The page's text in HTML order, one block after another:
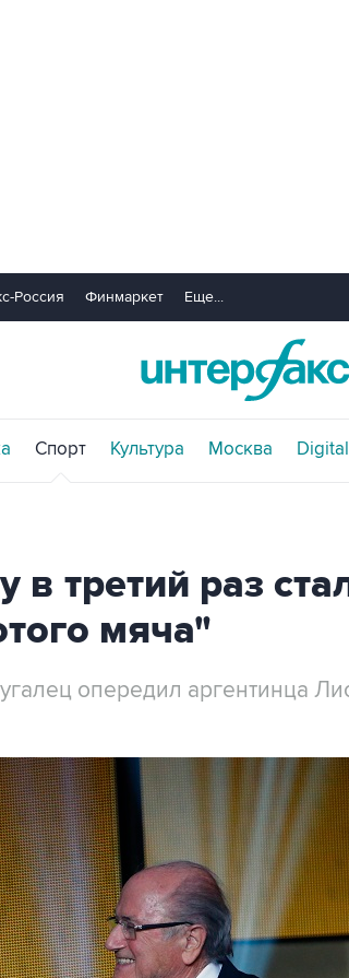
Россия Финмаркет Еще...
Спорт Культура Москва Digital
третий раз
мяча"
опередил аргентинца